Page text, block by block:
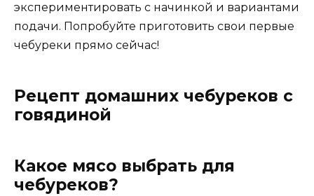
экспериментировать с начинкой и вариантами
подачи. Попробуйте приготовить свои первые
чебуреки прямо сейчас!
Рецепт домашних чебуреков с
говядиной
Какое мясо выбрать для
чебуреков?